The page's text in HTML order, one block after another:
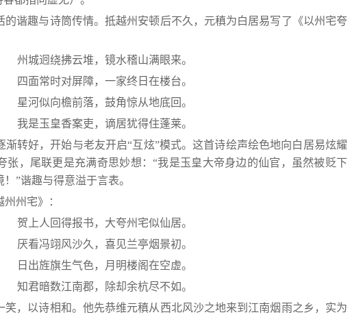
的谐趣与诗筒传情。抵越州安顿后不久，元稹为白居易写了《以州宅夸
州城迥绕拂云堆，镜水稽山满眼来。
四面常时对屏障，一家终日在楼台。
星河似向檐前落，鼓角惊从地底回。
我是玉皇香案吏，谪居犹得住蓬莱。
转好，开始与老友开启“互炫”模式。这首诗绘声绘色地向白居易炫耀
张，尾联更是充满奇思妙想：“我是玉皇大帝身边的仙官，虽然被贬下
”谐趣与得意溢于言表。
州宅》：
贺上人回得报书，大夸州宅似仙居。
厌看冯翊风沙久，喜见兰亭烟景初。
日出旌旗生气色，月明楼阁在空虚。
知君暗数江南郡，除却余杭尽不如。
笑，以诗相和。他先恭维元稹从西北风沙之地来到江南烟雨之乡，实为